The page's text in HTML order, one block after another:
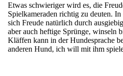
Etwas schwieriger wird es, die
Spielkameraden richtig zu deuten.
sich Freude natürlich durch
aber auch heftige Sprünge, winseln
Kläffen kann in der Hundesprache
anderen Hund, ich will mit ihm